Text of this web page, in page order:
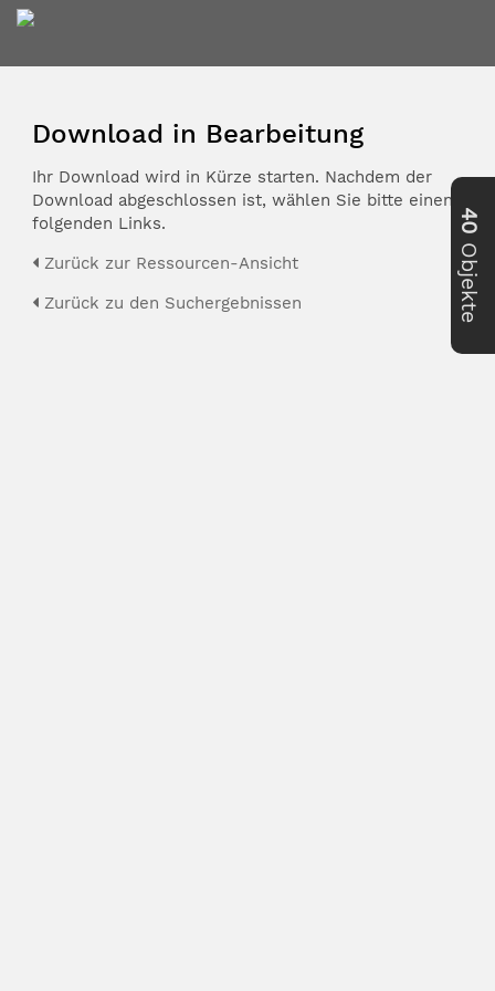
Download in Bearbeitung
Ihr Download wird in Kürze starten. Nachdem der
Download abgeschlossen ist, wählen Sie bitte einen der
folgenden Links.
Zurück zur Ressourcen-Ansicht
Zurück zu den Suchergebnissen
40
Objekte